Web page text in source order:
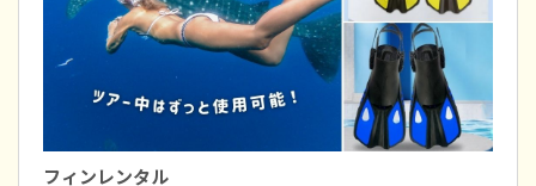
フィンレンタル